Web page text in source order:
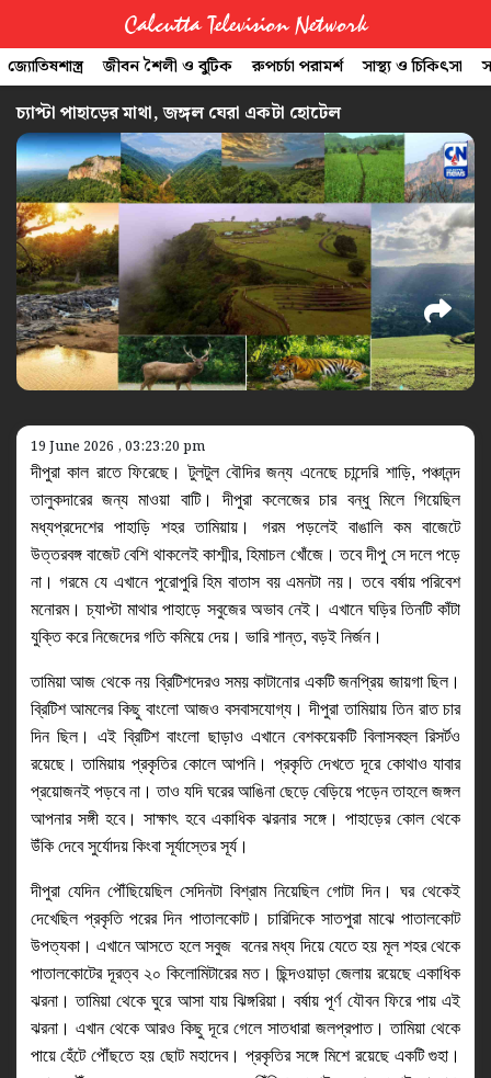
Calcutta Television Network
জ্যোতিষশাস্ত্র জীবন শৈলী ও বুটিক রুপচর্চা পরামর্শ সাস্থ্য ও চিকিৎসা
চ্যাপ্টা পাহাড়ের মাথা, জঙ্গল ঘেরা একটা হোটেল
19 June 2026 , 03:23:20 pm
দীপুরা কাল রাতে ফিরেছে। টুলটুল বৌদির জন্য এনেছে চান্দেরি শাড়ি, পঞ্চানন্দ
তালুকদারের জন্য মাওয়া বাটি। দীপুরা কলেজের চার বন্ধু মিলে গিয়েছিল
মধ্যপ্রদেশের পাহাড়ি শহর তামিয়ায়। গরম পড়লেই বাঙালি কম বাজেটে
উত্তরবঙ্গ বাজেট বেশি থাকলেই কাশ্মীর, হিমাচল খোঁজে। তবে দীপু সে দলে পড়ে
না। গরমে যে এখানে পুরোপুরি হিম বাতাস বয় এমনটা নয়। তবে বর্ষায় পরিবেশ
মনোরম। চ্যাপ্টা মাথার পাহাড়ে সবুজের অভাব নেই। এখানে ঘড়ির তিনটি কাঁটা
যুক্তি করে নিজেদের গতি কমিয়ে দেয়। ভারি শান্ত, বড়ই নির্জন।
তামিয়া আজ থেকে নয় ব্রিটিশদেরও সময় কাটানোর একটি জনপ্রিয় জায়গা ছিল।
ব্রিটিশ আমলের কিছু বাংলো আজও বসবাসযোগ্য। দীপুরা তামিয়ায় তিন রাত চার
দিন ছিল। এই ব্রিটিশ বাংলো ছাড়াও এখানে বেশকয়েকটি বিলাসবহুল রিসর্টও
রয়েছে। তামিয়ায় প্রকৃতির কোলে আপনি। প্রকৃতি দেখতে দূরে কোথাও যাবার
প্রয়োজনই পড়বে না। তাও যদি ঘরের আঙিনা ছেড়ে বেড়িয়ে পড়েন তাহলে জঙ্গল
আপনার সঙ্গী হবে। সাক্ষাৎ হবে একাধিক ঝরনার সঙ্গে। পাহাড়ের কোল থেকে
উঁকি দেবে সুর্যোদয় কিংবা সূর্যাস্তের সূর্য।
দীপুরা যেদিন পৌঁছিয়েছিল সেদিনটা বিশ্রাম নিয়েছিল গোটা দিন। ঘর থেকেই
দেখেছিল প্রকৃতি পরের দিন পাতালকোট। চারিদিকে সাতপুরা মাঝে পাতালকোট
উপত্যকা। এখানে আসতে হলে সবুজ  বনের মধ্য দিয়ে যেতে হয় মূল শহর থেকে
পাতালকোটের দূরত্ব ২০ কিলোমিটারের মত। ছিন্দওয়াড়া জেলায় রয়েছে একাধিক
ঝরনা। তামিয়া থেকে ঘুরে আসা যায় ঝিঙ্গরিয়া। বর্ষায় পূর্ণ যৌবন ফিরে পায় এই
ঝরনা। এখান থেকে আরও কিছু দূরে গেলে সাতধারা জলপ্রপাত। তামিয়া থেকে
পায়ে হেঁটে পৌঁছতে হয় ছোট মহাদেব। প্রকৃতির সঙ্গে মিশে রয়েছে একটি গুহা।
CTVN
Quick
Links
Legal